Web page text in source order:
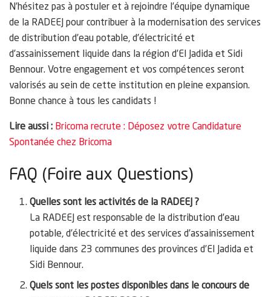
N’hésitez pas à postuler et à rejoindre l’équipe dynamique
de la RADEEJ pour contribuer à la modernisation des services
de distribution d’eau potable, d’électricité et
d’assainissement liquide dans la région d’El Jadida et Sidi
Bennour. Votre engagement et vos compétences seront
valorisés au sein de cette institution en pleine expansion.
Bonne chance à tous les candidats !
Lire aussi : Bricoma recrute : Déposez votre Candidature
Spontanée chez Bricoma
FAQ (Foire aux Questions)
Quelles sont les activités de la RADEEJ ?
La RADEEJ est responsable de la distribution d’eau
potable, d’électricité et des services d’assainissement
liquide dans 23 communes des provinces d’El Jadida et
Sidi Bennour.
Quels sont les postes disponibles dans le concours de